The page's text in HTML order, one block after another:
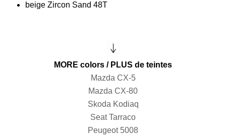
beige Zircon Sand 48T
MORE colors / PLUS de teintes
Mazda CX-5
Mazda CX-80
Skoda Kodiaq
Seat Tarraco
Peugeot 5008